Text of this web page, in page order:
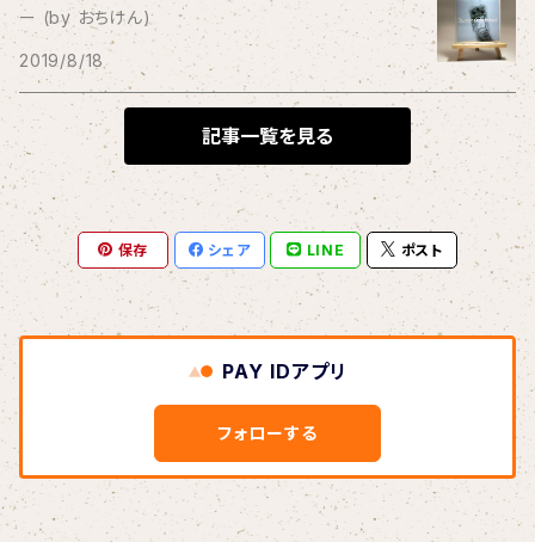
THE BLACK SHANSONS
BLONDnewHALF
Blondy
BOAR HUNTER
bud&harbor
Bulbs Of Passion
B玉
ー (by おちけん)
2019/8/18
記事一覧を見る
保存 シェア LINE ポスト
PAY IDアプリ
フォローする